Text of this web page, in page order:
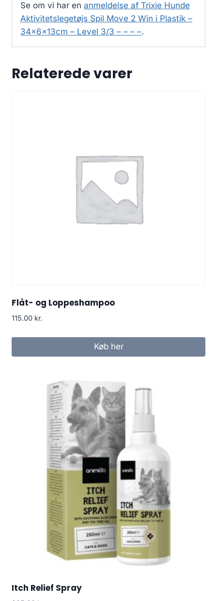
Se om vi har en anmeldelse af Trixie Hunde
Aktivitetslegetøjs Spil Move 2 Win i Plastik –
34x6x13cm – Level 3/3 – – – –.
Relaterede varer
Flåt- og Loppeshampoo
115.00 kr.
Køb her
Itch Relief Spray